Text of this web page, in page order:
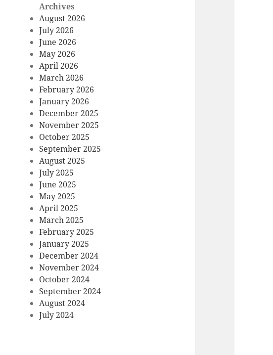
Archives
August 2026
July 2026
June 2026
May 2026
April 2026
March 2026
February 2026
January 2026
December 2025
November 2025
October 2025
September 2025
August 2025
July 2025
June 2025
May 2025
April 2025
March 2025
February 2025
January 2025
December 2024
November 2024
October 2024
September 2024
August 2024
July 2024